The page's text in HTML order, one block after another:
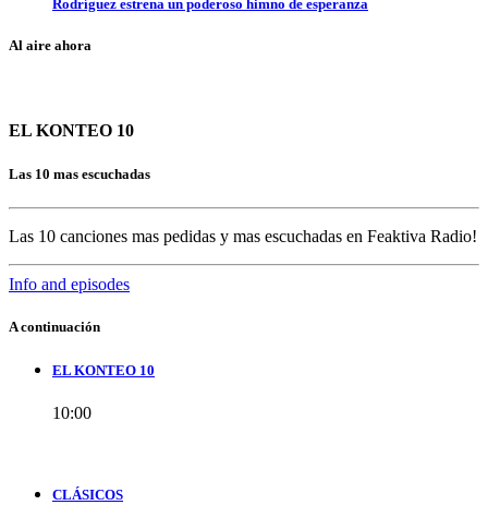
Rodríguez estrena un poderoso himno de esperanza
Al aire ahora
EL KONTEO 10
Las 10 mas escuchadas
Las 10 canciones mas pedidas y mas escuchadas en Feaktiva Radio!
Info and episodes
A continuación
EL KONTEO 10
10:00
CLÁSICOS